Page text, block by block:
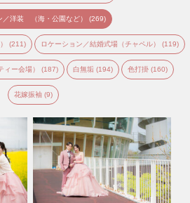
／洋装 （海・公園など） (269)
(211) ロケーション／結婚式場（チャペル） (119)
ィー会場） (187) 白無垢 (194) 色打掛 (160)
花嫁振袖 (9)